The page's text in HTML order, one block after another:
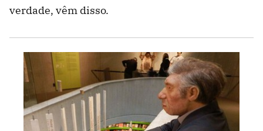
verdade, vêm disso.